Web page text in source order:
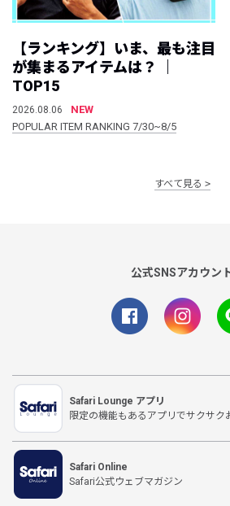
【ランキング】いま、最も注目
が集まるアイテムは？ ｜
TOP15
2026.08.06
NEW
POPULAR ITEM RANKING 7/30~8/5
すべて見る
公式SNSアカウン
Safari Lounge アプリ
限定の機能もあるアプリでサクサク
Safari Online
Safari公式ウェブマガジン